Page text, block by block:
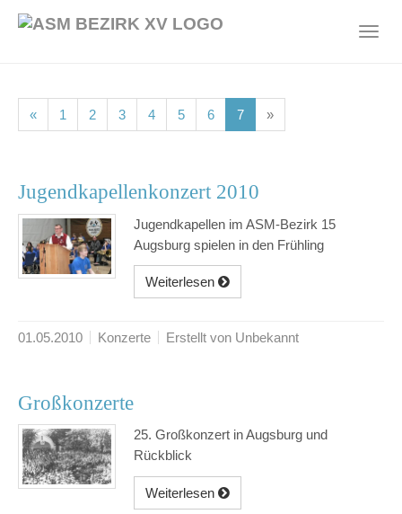
« 1 (current)
2(current)
3(current)
4(current)
5(current)
6(current)
7(current)
»
Jugendkapellenkonzert 2010
Jugendkapellen im ASM-Bezirk 15
Augsburg spielen in den Frühling
Weiterlesen
01.05.2010 Konzerte Erstellt von Unbekannt
Großkonzerte
25. Großkonzert in Augsburg und
Rückblick
Weiterlesen